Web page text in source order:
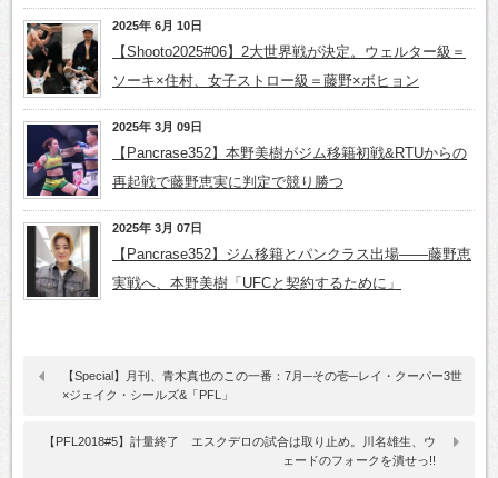
2025年 6月 10日
【Shooto2025#06】2大世界戦が決定。ウェルター級＝
ソーキ×住村、女子ストロー級＝藤野×ボヒョン
2025年 3月 09日
【Pancrase352】本野美樹がジム移籍初戦&RTUからの
再起戦で藤野恵実に判定で競り勝つ
2025年 3月 07日
【Pancrase352】ジム移籍とパンクラス出場――藤野恵
実戦へ、本野美樹「UFCと契約するために」
【Special】月刊、青木真也のこの一番：7月─その壱─レイ・クーパー3世
×ジェイク・シールズ&「PFL」
【PFL2018#5】計量終了 エスクデロの試合は取り止め。川名雄生、ウ
ェードのフォークを潰せっ!!